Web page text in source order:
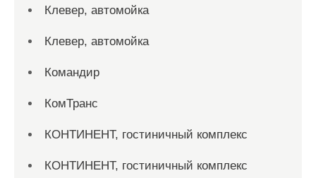
Клевер, автомойка
Клевер, автомойка
Командир
КомТранс
КОНТИНЕНТ, гостиничный комплекс
КОНТИНЕНТ, гостиничный комплекс